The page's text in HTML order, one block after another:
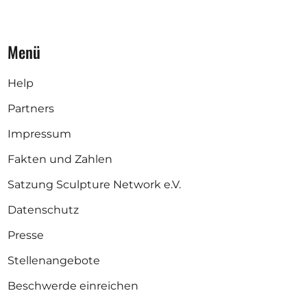
Menü
Help
Partners
Impressum
Fakten und Zahlen
Satzung Sculpture Network e.V.
Datenschutz
Presse
Stellenangebote
Beschwerde einreichen